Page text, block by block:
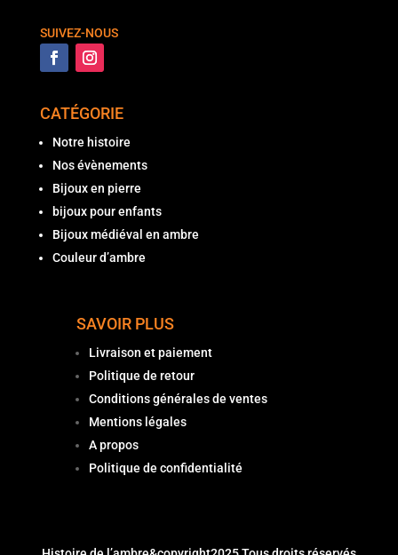
SUIVEZ-NOUS
CATÉGORIE
Notre histoire
Nos évènements
Bijoux en pierre
bijoux pour enfants
Bijoux médiéval en ambre
Couleur d’ambre
SAVOIR PLUS
Livraison et paiement
Politique de retour
Conditions générales de ventes
Mentions légales
A propos
Politique de confidentialité